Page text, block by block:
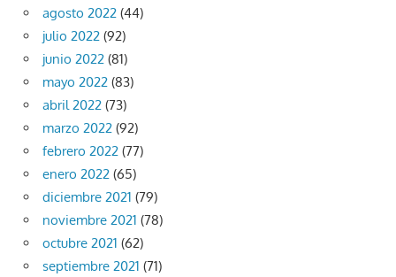
agosto 2022 (44)
julio 2022 (92)
junio 2022 (81)
mayo 2022 (83)
abril 2022 (73)
marzo 2022 (92)
febrero 2022 (77)
enero 2022 (65)
diciembre 2021 (79)
noviembre 2021 (78)
octubre 2021 (62)
septiembre 2021 (71)